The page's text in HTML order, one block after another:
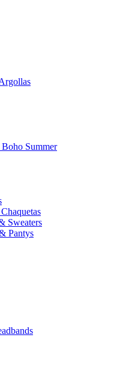
Summer
Sweaters
Pantys